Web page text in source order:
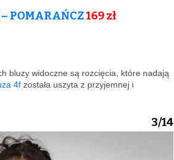
POMARAŃCZ169zł
bluzy widoczne są rozcięcia, które nadają
4f została uszyta z przyjemnej i
3/14